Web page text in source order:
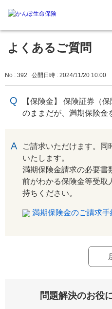
よくあるご質問
No : 392 公開日時 : 2024/11/20 10:00
【保険金】 保険証券（
のままだが、満期保険金
ご請求いただけます。同
いたします。
満期保険金請求の必要書
前がわかる保険金等受取
持ちください。
満期保険金のご請求手
問題解決のお役